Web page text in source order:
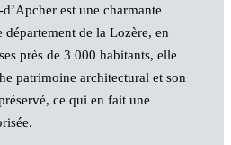
est une charmante
département de la Lozère, en
près de 3 000 habitants, elle
patrimoine architectural et son
ce qui en fait une